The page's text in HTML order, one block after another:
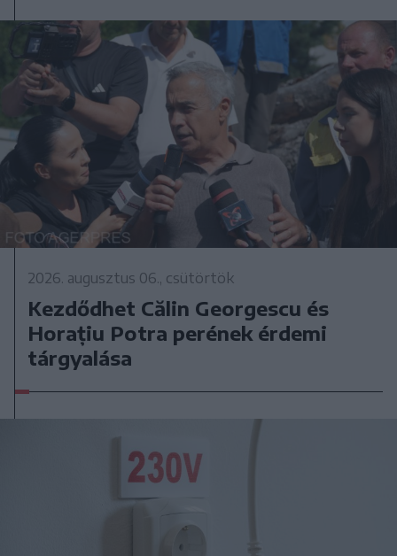
2026. augusztus 06., csütörtök
Kezdődhet Călin Georgescu és
Horațiu Potra perének érdemi
tárgyalása